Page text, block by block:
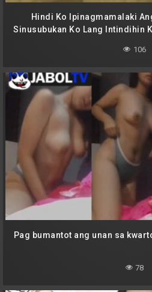
Hindi Ko Ipinagmamalaki
Sinusubukan Ko Lang Intindihin
106
Pag bumantot ang unan sa
78